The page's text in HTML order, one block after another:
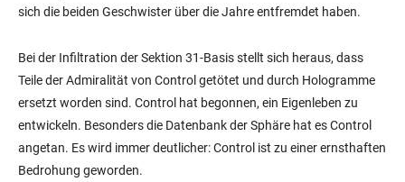
sich die beiden Geschwister über die Jahre entfremdet haben.
Bei der Infiltration der Sektion 31-Basis stellt sich heraus, dass
Teile der Admiralität von Control getötet und durch Hologramme
ersetzt worden sind. Control hat begonnen, ein Eigenleben zu
entwickeln. Besonders die Datenbank der Sphäre hat es Control
angetan. Es wird immer deutlicher: Control ist zu einer ernsthaften
Bedrohung geworden.